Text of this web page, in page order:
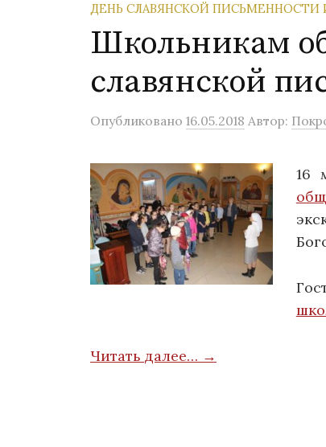
ДЕНЬ СЛАВЯНСКОЙ ПИСЬМЕННОСТИ
Школьникам
славянской
Опубликовано 16.05.2018 Автор:
16
Читать далее… →